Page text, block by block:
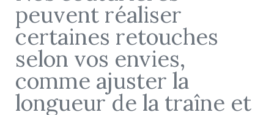
peuvent réaliser
certaines retouches
selon vos envies,
comme ajuster la
longueur de la traîne et